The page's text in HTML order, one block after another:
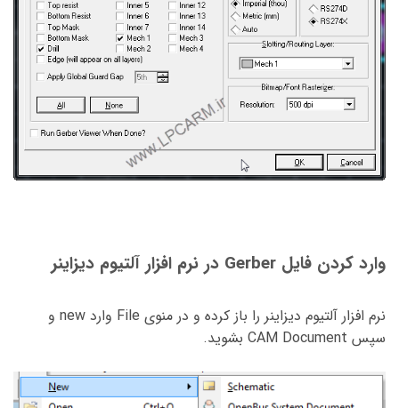
وارد کردن فایل Gerber در نرم افزار آلتیوم دیزاینر
نرم افزار آلتیوم دیزاینر را باز کرده و در منوی File وارد new و
سپس CAM Document بشوید.